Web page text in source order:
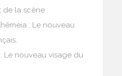
de la scène
: Le nouveau
Le nouveau visage du